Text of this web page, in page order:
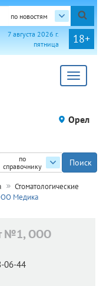
по новостям
18+
7 августа 2026 г.
пятница
Toggle
Орел
по
справочнику
Стоматологические
Медика
№1, ООО
06-44